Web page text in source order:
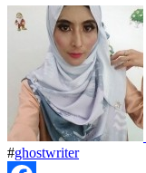
#ghostwriter